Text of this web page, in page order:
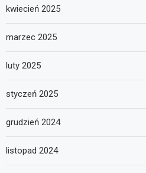
kwiecień 2025
marzec 2025
luty 2025
styczeń 2025
grudzień 2024
listopad 2024